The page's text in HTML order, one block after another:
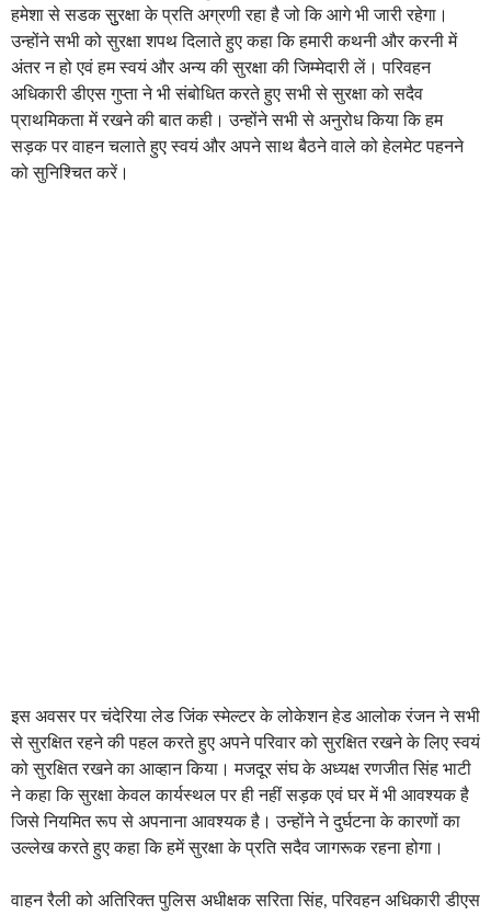
हमेशा से सडक सुुरक्षा के प्रति अग्रणी रहा है जो कि आगे भी जारी रहेगा।
उन्होंने सभी को सुरक्षा शपथ दिलाते हुए कहा कि हमारी कथनी और करनी में
अंतर न हो एवं हम स्वयं और अन्य की सुरक्षा की जिम्मेदारी लें। परिवहन
अधिकारी डीएस गुप्ता ने भी संबोधित करते हुए सभी से सुरक्षा को सदैव
प्राथमिकता में रखने की बात कही। उन्होंने सभी से अनुरोध किया कि हम
सड़क पर वाहन चलाते हुए स्वयं और अपने साथ बैठने वाले को हेलमेट पहनने
को सुनिश्चित करें।
इस अवसर पर चंदेरिया लेड जिंक स्मेल्टर के लोकेशन हेड आलोक रंजन ने सभी
से सुरक्षित रहने की पहल करते हुए अपने परिवार को सुरक्षित रखने के लिए स्वयं
को सुरक्षित रखने का आव्हान किया। मजदूर संघ के अध्यक्ष रणजीत सिंह भाटी
ने कहा कि सुरक्षा केवल कार्यस्थल पर ही नहीं सड़क एवं घर में भी आवश्यक है
जिसे नियमित रूप से अपनाना आवश्यक है। उन्होंने ने दुर्घटना के कारणों का
उल्लेख करते हुए कहा कि हमें सुरक्षा के प्रति सदैव जागरूक रहना होगा।
वाहन रैली को अतिरिक्त पुलिस अधीक्षक सरिता सिंह, परिवहन अधिकारी डीएस